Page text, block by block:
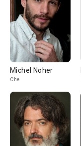
Michel Noher
Che